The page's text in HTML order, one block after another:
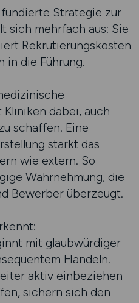
Strategie zur
sich mehrfach aus: Sie
Rekrutierungskosten
in die Führung.
dabei, auch
schaffen. Eine
stärkt das
wie extern. So
Wahrnehmung, die
Bewerber überzeugt.
mit glaubwürdiger
Handeln.
aktiv einbeziehen
sichern sich den